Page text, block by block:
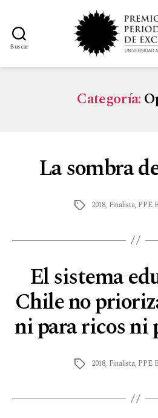
Buscar
Categoría:
La sombra
2018, Finalista, PPE
El sistema
Chile no
ni para ricos ni
2018, Finalista, PPE